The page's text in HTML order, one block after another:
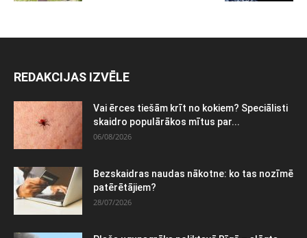
REDAKCIJAS IZVĒLE
Vai ērces tiešām krīt no kokiem? Speciālisti
skaidro populārākos mītus par...
06/08/2026
Bezskaidras naudas nākotne: ko tas nozīmē
patērētājiem?
28/07/2026